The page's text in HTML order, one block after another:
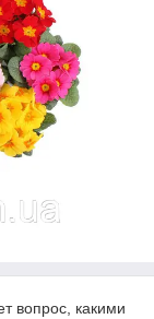
вопрос, какими